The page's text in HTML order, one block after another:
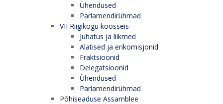
Ühendused
Parlamendirühmad
VII Riigikogu koosseis
Juhatus ja liikmed
Alatised ja erikomisjonid
Fraktsioonid
Delegatsioonid
Ühendused
Parlamendirühmad
Põhiseaduse Assamblee